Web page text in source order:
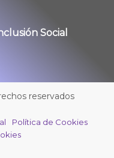
Social
reservados
Política de Cookies